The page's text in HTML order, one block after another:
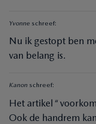
Yvonne schreef:
Nu ik gestopt ben
van belang is.
Kanon schreef:
Het artikel “
Ook de handrem